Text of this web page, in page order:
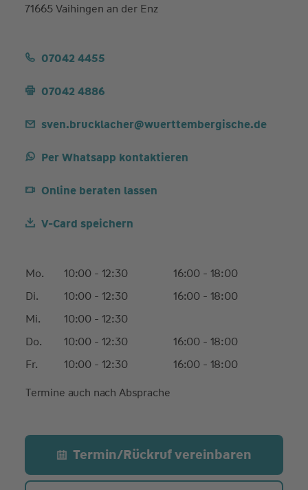
71665 Vaihingen an der Enz
07042 4455
07042 4886
sven.brucklacher@wuerttembergische.de
Per Whatsapp kontaktieren
Online beraten lassen
V-Card speichern
Mo. 10:00 - 12:30
16:00 - 18:00
Di.
10:00 - 12:30
16:00 - 18:00
Mi.
10:00 - 12:30
Do.
10:00 - 12:30
16:00 - 18:00
Fr.
10:00 - 12:30
16:00 - 18:00
Termine auch nach Absprache
Termin/Rückruf vereinbaren